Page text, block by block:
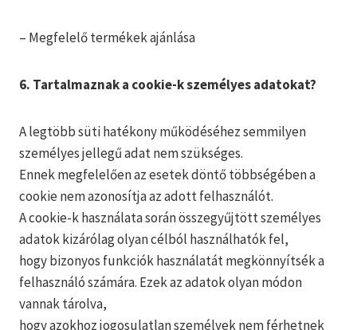
– Megfelelő termékek ajánlása
6. Tartalmaznak a cookie-k személyes adatokat?
A legtöbb süti hatékony működéséhez semmilyen
személyes jellegű adat nem szükséges.
Ennek megfelelően az esetek döntő többségében a
cookie nem azonosítja az adott felhasználót.
A cookie-k használata során összegyűjtött személyes
adatok kizárólag olyan célból használhatók fel,
hogy bizonyos funkciók használatát megkönnyítsék a
felhasználó számára. Ezek az adatok olyan módon
vannak tárolva,
hogy azokhoz jogosulatlan személyek nem férhetnek